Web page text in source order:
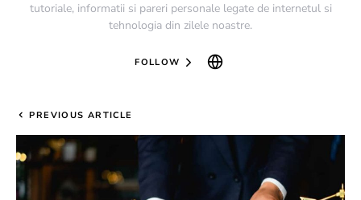
tutoriale, informatii si pareri personale legate de internetul si
tehnologia din zilele noastre.
FOLLOW
PREVIOUS ARTICLE